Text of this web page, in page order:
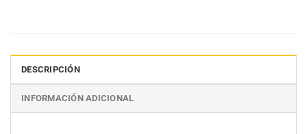
DESCRIPCIÓN
INFORMACIÓN ADICIONAL